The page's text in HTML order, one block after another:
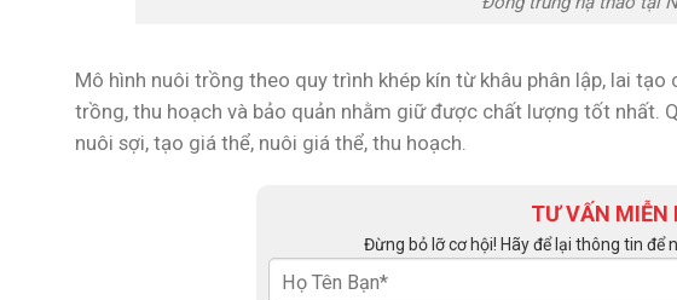
Mô hình nuôi trồng theo quy trình khép kín từ khâu phân lập, lai
trồng, thu hoạch và bảo quản nhằm giữ được chất lượng tốt nhất.
nuôi sợi, tạo giá thể, nuôi giá thể, thu hoạch.
TƯ VẤN MIỄN
Đừng bỏ lỡ cơ hội! Hãy để lại thông tin để